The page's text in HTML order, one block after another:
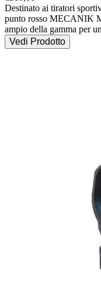
Destinato ai tiratori
punto rosso MECANIK
ampio della gamma per
Vedi Prodotto